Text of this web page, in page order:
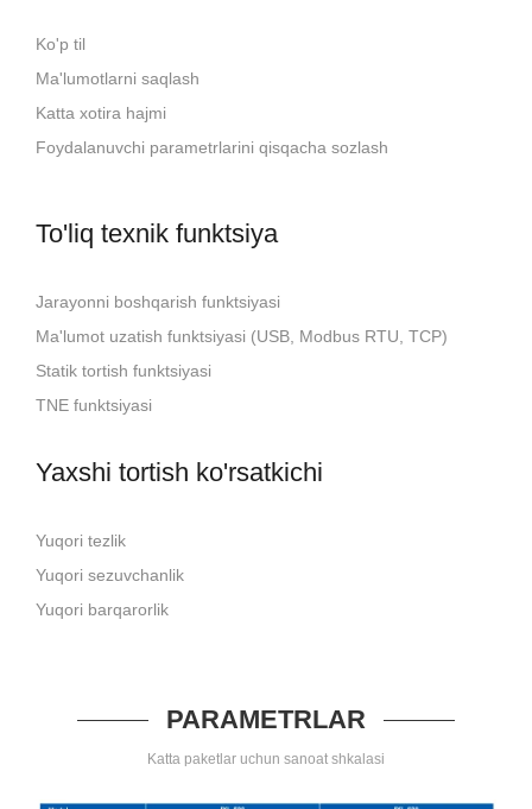
Ko'p til
Ma'lumotlarni saqlash
Katta xotira hajmi
Foydalanuvchi parametrlarini qisqacha sozlash
To'liq texnik funktsiya
Jarayonni boshqarish funktsiyasi
Ma'lumot uzatish funktsiyasi (USB, Modbus RTU, TCP)
Statik tortish funktsiyasi
TNE funktsiyasi
Yaxshi tortish ko'rsatkichi
Yuqori tezlik
Yuqori sezuvchanlik
Yuqori barqarorlik
PARAMETRLAR
Katta paketlar uchun sanoat shkalasi